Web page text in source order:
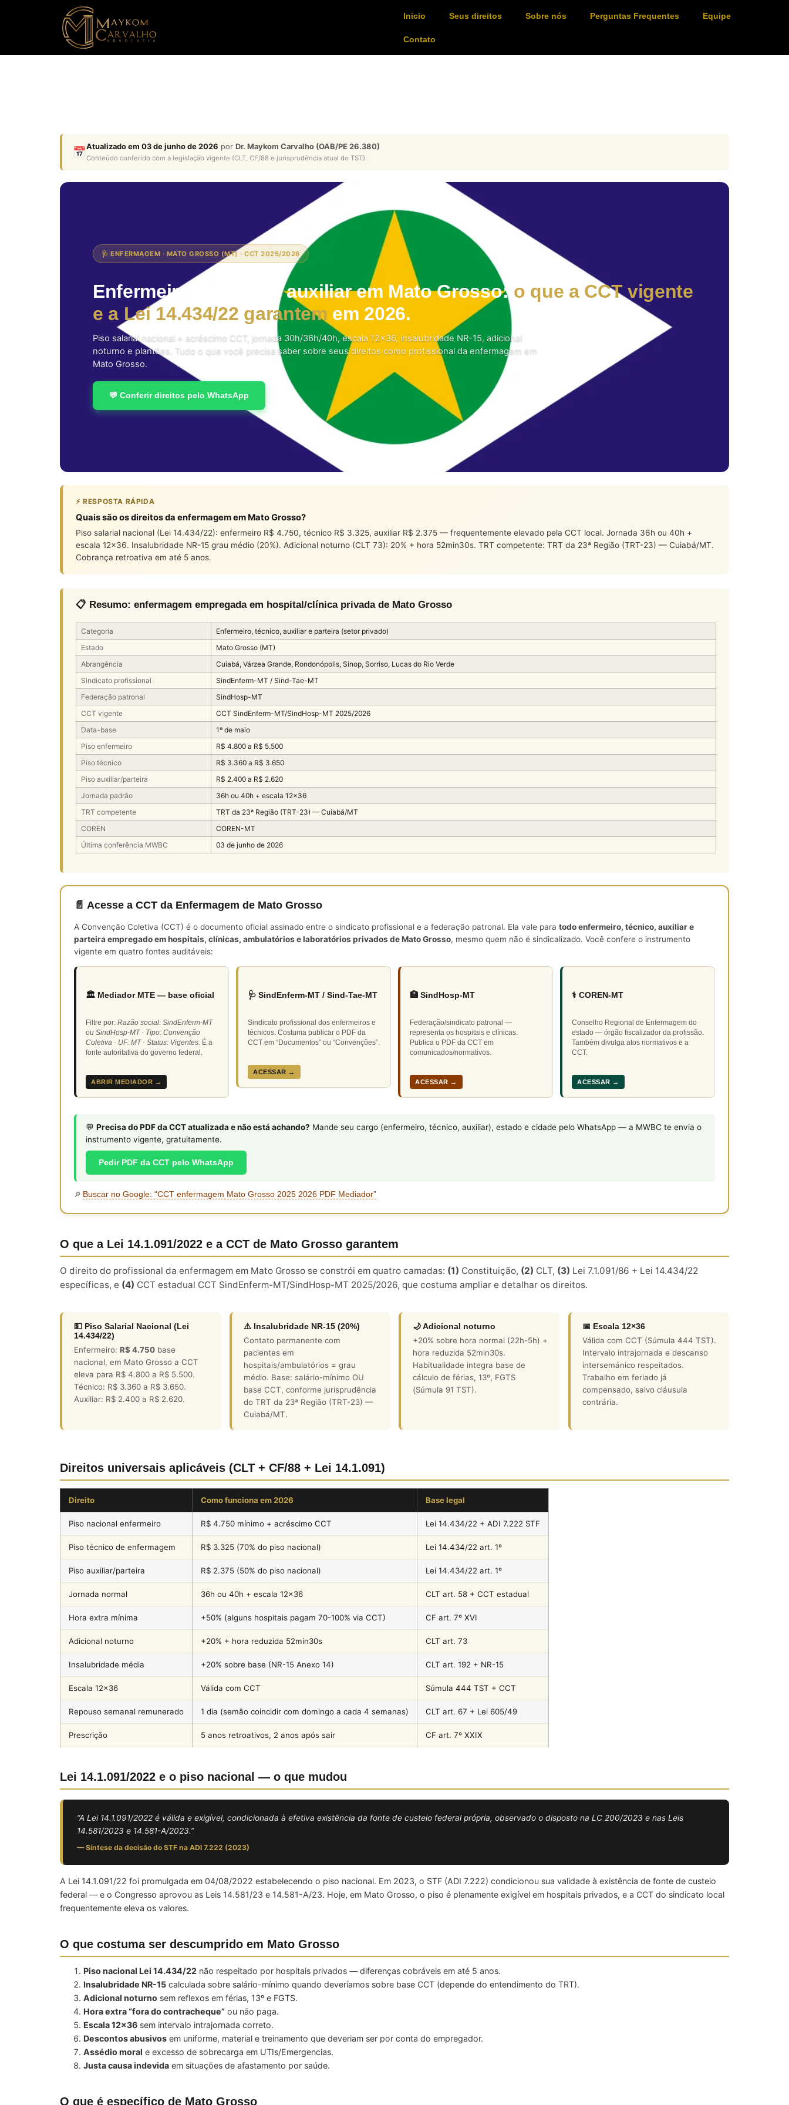
Inicio Seus direitos Sobre nós Perguntas Frequentes Equipe
Contato
📅Atualizado em 03 de junho de 2026 por Dr. Maykom Carvalho (OAB/PE 26.380)
Conteúdo conferido com a legislação vigente (CLT, CF/88 e jurisprudência atual do TST).
🩺 ENFERMAGEM · MATO GROSSO (MT) · CCT 2025/2026
Enfermeiro, técnico e auxiliar em Mato Grosso: o que a CCT vigente
e a Lei 14.434/22 garantem em 2026.
Piso salarial nacional + acréscimo CCT, jornada 30h/36h/40h, escala 12×36, insalubridade NR-15, adicional
noturno e plantões. Tudo o que você precisa saber sobre seus direitos como profissional da enfermagem em
Mato Grosso.
💬 Conferir direitos pelo WhatsApp
⚡ RESPOSTA RÁPIDA
Quais são os direitos da enfermagem em Mato Grosso?
Piso salarial nacional (Lei 14.434/22): enfermeiro R$ 4.750, técnico R$ 3.325, auxiliar R$ 2.375 — frequentemente elevado pela CCT local. Jornada 36h ou 40h +
escala 12×36. Insalubridade NR-15 grau médio (20%). Adicional noturno (CLT 73): 20% + hora 52min30s. TRT competente: TRT da 23ª Região (TRT-23) — Cuiabá/MT.
Cobrança retroativa em até 5 anos.
📋 Resumo: enfermagem empregada em hospital/clínica privada de Mato Grosso
Categoria
Enfermeiro, técnico, auxiliar e parteira (setor privado)
Estado
Mato Grosso (MT)
Abrangência
Cuiabá, Várzea Grande, Rondonópolis, Sinop, Sorriso, Lucas do Rio Verde
Sindicato profissional
SindEnferm-MT / Sind-Tae-MT
Federação patronal
SindHosp-MT
CCT vigente
CCT SindEnferm-MT/SindHosp-MT 2025/2026
Data-base
1º de maio
Piso enfermeiro
R$ 4.800 a R$ 5.500
Piso técnico
R$ 3.360 a R$ 3.650
Piso auxiliar/parteira
R$ 2.400 a R$ 2.620
Jornada padrão
36h ou 40h + escala 12×36
TRT competente
TRT da 23ª Região (TRT-23) — Cuiabá/MT
COREN
COREN-MT
Última conferência MWBC
03 de junho de 2026
📄 Acesse a CCT da Enfermagem de Mato Grosso
A Convenção Coletiva (CCT) é o documento oficial assinado entre o sindicato profissional e a federação patronal. Ela vale para todo enfermeiro, técnico, auxiliar e
parteira empregado em hospitais, clínicas, ambulatórios e laboratórios privados de Mato Grosso, mesmo quem não é sindicalizado. Você confere o instrumento
vigente em quatro fontes auditáveis:
🏛️ Mediador MTE — base oficial
Filtre por: Razão social: SindEnferm-MT
ou SindHosp-MT · Tipo: Convenção
Coletiva · UF: MT · Status: Vigentes. É a
fonte autoritativa do governo federal.
ABRIR MEDIADOR →
🩺 SindEnferm-MT / Sind-Tae-MT
Sindicato profissional dos enfermeiros e
técnicos. Costuma publicar o PDF da
CCT em “Documentos” ou “Convenções”.
ACESSAR →
🏥 SindHosp-MT
Federação/sindicato patronal —
representa os hospitais e clínicas.
Publica o PDF da CCT em
comunicados/normativos.
ACESSAR →
⚕️ COREN-MT
Conselho Regional de Enfermagem do
estado — órgão fiscalizador da profissão.
Também divulga atos normativos e a
CCT.
ACESSAR →
💬 Precisa do PDF da CCT atualizada e não está achando? Mande seu cargo (enfermeiro, técnico, auxiliar), estado e cidade pelo WhatsApp — a MWBC te envia o
instrumento vigente, gratuitamente.
Pedir PDF da CCT pelo WhatsApp
🔎 Buscar no Google: “CCT enfermagem Mato Grosso 2025 2026 PDF Mediador”
O que a Lei 14.1.091/2022 e a CCT de Mato Grosso garantem
O direito do profissional da enfermagem em Mato Grosso se constrói em quatro camadas: (1) Constituição, (2) CLT, (3) Lei 7.1.091/86 + Lei 14.434/22
específicas, e (4) CCT estadual CCT SindEnferm-MT/SindHosp-MT 2025/2026, que costuma ampliar e detalhar os direitos.
💵 Piso Salarial Nacional (Lei
14.434/22)
Enfermeiro: R$ 4.750 base
nacional, em Mato Grosso a CCT
eleva para R$ 4.800 a R$ 5.500.
Técnico: R$ 3.360 a R$ 3.650.
Auxiliar: R$ 2.400 a R$ 2.620.
⚠️ Insalubridade NR-15 (20%)
Contato permanente com
pacientes em
hospitais/ambulatórios = grau
médio. Base: salário-mínimo OU
base CCT, conforme jurisprudência
do TRT da 23ª Região (TRT-23) —
Cuiabá/MT.
🌙 Adicional noturno
+20% sobre hora normal (22h-5h) +
hora reduzida 52min30s.
Habitualidade integra base de
cálculo de férias, 13º, FGTS
(Súmula 91 TST).
📅 Escala 12×36
Válida com CCT (Súmula 444 TST).
Intervalo intrajornada e descanso
intersemánico respeitados.
Trabalho em feriado já
compensado, salvo cláusula
contrária.
Direitos universais aplicáveis (CLT + CF/88 + Lei 14.1.091)
Direito Como funciona em 2026 Base legal
Piso nacional enfermeiro R$ 4.750 mínimo + acréscimo CCT Lei 14.434/22 + ADI 7.222 STF
Piso técnico de enfermagem R$ 3.325 (70% do piso nacional) Lei 14.434/22 art. 1º
Piso auxiliar/parteira R$ 2.375 (50% do piso nacional) Lei 14.434/22 art. 1º
Jornada normal 36h ou 40h + escala 12×36 CLT art. 58 + CCT estadual
Hora extra mínima +50% (alguns hospitais pagam 70-100% via CCT) CF art. 7º XVI
Adicional noturno +20% + hora reduzida 52min30s CLT art. 73
Insalubridade média +20% sobre base (NR-15 Anexo 14) CLT art. 192 + NR-15
Escala 12×36 Válida com CCT Súmula 444 TST + CCT
Repouso semanal remunerado 1 dia (semão coincidir com domingo a cada 4 semanas) CLT art. 67 + Lei 605/49
Prescrição 5 anos retroativos, 2 anos após sair CF art. 7º XXIX
Lei 14.1.091/2022 e o piso nacional — o que mudou
“A Lei 14.1.091/2022 é válida e exigível, condicionada à efetiva existência da fonte de custeio federal própria, observado o disposto na LC 200/2023 e nas Leis
14.581/2023 e 14.581-A/2023.”
— Síntese da decisão do STF na ADI 7.222 (2023)
A Lei 14.1.091/22 foi promulgada em 04/08/2022 estabelecendo o piso nacional. Em 2023, o STF (ADI 7.222) condicionou sua validade à existência de fonte de custeio
federal — e o Congresso aprovou as Leis 14.581/23 e 14.581-A/23. Hoje, em Mato Grosso, o piso é plenamente exigível em hospitais privados, e a CCT do sindicato local
frequentemente eleva os valores.
O que costuma ser descumprido em Mato Grosso
Piso nacional Lei 14.434/22 não respeitado por hospitais privados — diferenças cobráveis em até 5 anos.
Insalubridade NR-15 calculada sobre salário-mínimo quando deveríamos sobre base CCT (depende do entendimento do TRT).
Adicional noturno sem reflexos em férias, 13º e FGTS.
Hora extra “fora do contracheque” ou não paga.
Escala 12×36 sem intervalo intrajornada correto.
Descontos abusivos em uniforme, material e treinamento que deveriam ser por conta do empregador.
Assédio moral e excesso de sobrecarga em UTIs/Emergencias.
Justa causa indevida em situações de afastamento por saúde.
O que é específico de Mato Grosso